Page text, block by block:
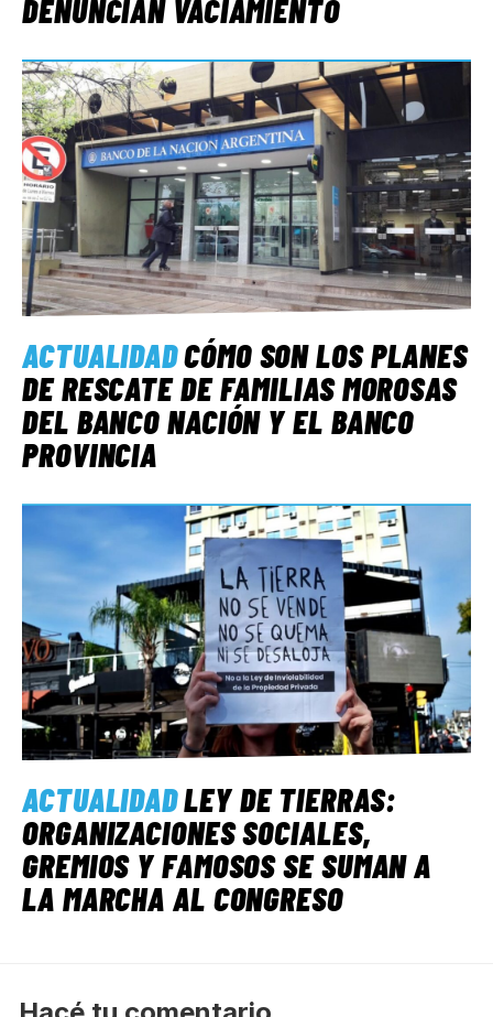
DENUNCIAN VACIAMIENTO
ACTUALIDADCÓMO SON LOS PLANES
DE RESCATE DE FAMILIAS MOROSAS
DEL BANCO NACIÓN Y EL BANCO
PROVINCIA
ACTUALIDADLEY DE TIERRAS:
ORGANIZACIONES SOCIALES,
GREMIOS Y FAMOSOS SE SUMAN A
LA MARCHA AL CONGRESO